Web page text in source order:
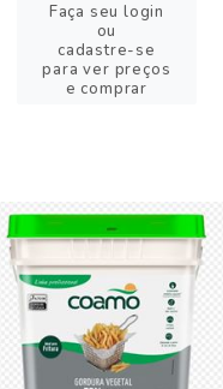
Faça seu login
ou
cadastre-se
para ver preços
e comprar